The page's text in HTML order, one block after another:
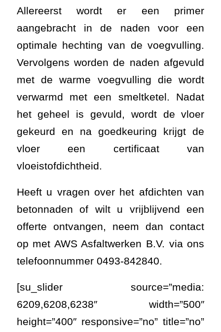
Allereerst wordt er een primer
aangebracht in de naden voor een
optimale hechting van de voegvulling.
Vervolgens worden de naden afgevuld
met de warme voegvulling die wordt
verwarmd met een smeltketel. Nadat
het geheel is gevuld, wordt de vloer
gekeurd en na goedkeuring krijgt de
vloer een certificaat van
vloeistofdichtheid.
Heeft u vragen over het afdichten van
betonnaden of wilt u vrijblijvend een
offerte ontvangen, neem dan contact
op met AWS Asfaltwerken B.V. via ons
telefoonnummer 0493-842840.
[su_slider source=”media:
6209,6208,6238″ width=”500″
height=”400″ responsive=”no” title=”no”